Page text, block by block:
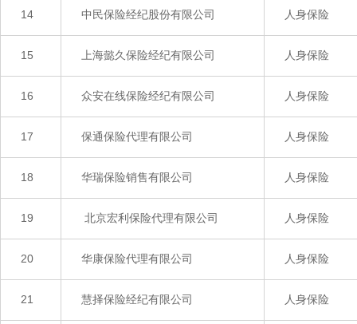
14 中民保险经纪股份有限公司 人身保险
15 上海懿久保险经纪有限公司 人身保险
16 众安在线保险经纪有限公司 人身保险
17 保通保险代理有限公司 人身保险
18 华瑞保险销售有限公司 人身保险
19 北京宏利保险代理有限公司 人身保险
20 华康保险代理有限公司 人身保险
21 慧择保险经纪有限公司 人身保险